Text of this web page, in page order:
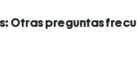
Otras preguntas